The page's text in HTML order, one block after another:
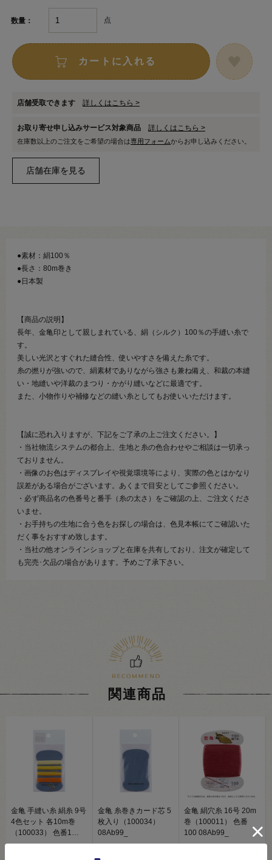
数量： 点
カートに入れる
店舗受取できます 詳しくはこちら >
お取り寄せ申し込みサービス対象商品 詳しくはこちら >
在庫数以上のご注文をご希望の場合は専用フォームからお申し込みください。
●素材：絹100％
●長さ：80m巻き
●日本製
【商品の説明】
長年、金亀印として親しまれている、絹（シルク）100％の手縫い糸で
す。
美しい光沢とすぐれた縫合性、使いやすさを備えた糸です。
糸の撚りが強いので、絹素材でありながら強さも兼ね備え、和裁の本縫
い・地縫いや洋裁のまつり・かがり縫いなどに最適です。
また、小物作りや補修などの縫い糸としてもお使いいただけます。
【誠に恐れ入りますが、下記をご了承の上ご注文ください。】
・当社物流システムの都合上、生地と糸の色合わせやご相談は一切承っ
ておりません。
・画像のお色はディスプレイや視覚環境等により、実際の色とはかなり
誤差がある場合がございます。あくまで目安としてご参照ください。
・必ず商品名の色番号と番手（糸の太さ）をご確認の上、ご注文くださ
いませ。
・お手持ちの生地に合う色をお探しの場合は、色見本帳にてご確認いた
だく事をおすすめ致します。
・当社の他オンラインショップと在庫を共有しており、注文が確定して
も完売･欠品の場合があります。予めご了承下さい。
関連商品
金亀 手縫い糸 絹糸 9号
4色セット 各10m巻
（100033） 色番1
08Ab99_
金亀 糸巻きカード芯 5
枚入り（100034）
08Ab99_
金亀 絹穴糸 16号 20m
巻（100011） 色番
100 08Ab99_